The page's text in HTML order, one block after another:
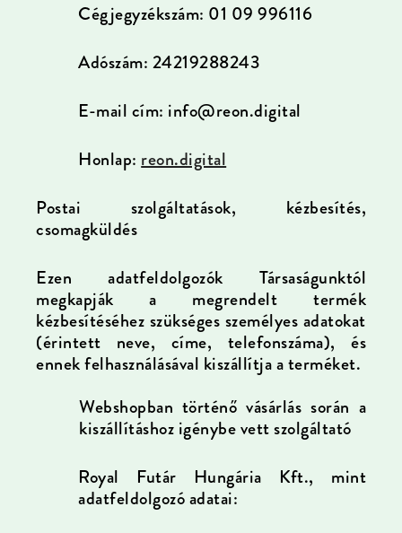
Cégjegyzékszám: 01 09 996116
Adószám: 24219288243
E-mail cím: info@reon.digital
Honlap:reon.digital
Postai szolgáltatások, kézbesítés,
csomagküldés
Ezen adatfeldolgozók Társaságunktól
megkapják a megrendelt termék
kézbesítéséhez szükséges személyes adatokat
(érintett neve, címe, telefonszáma), és
ennek felhasználásával kiszállítja a terméket.
Webshopban történő vásárlás során a
kiszállításhoz igénybe vett szolgáltató
Royal Futár Hungária Kft., mint
adatfeldolgozó adatai: